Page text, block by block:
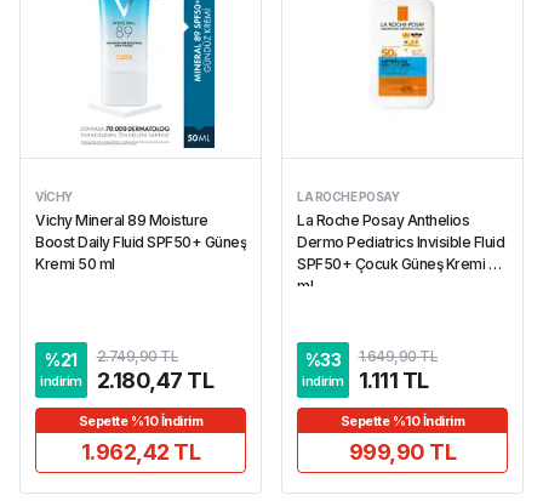
VICHY
Vichy Mineral 89 Moisture
Boost Daily Fluid SPF50+ Güneş
Kremi 50 ml
%21
indirim
2.749,90 TL
2.180,47 TL
Sepette %10 İndirim
1.962,42 TL
LA ROCHE POSAY
La Roche Posay Anthelios
Dermo Pediatrics Invisible Fluid
SPF50+ Çocuk Güneş Kremi 50
ml
%33
indirim
1.649,90 TL
1.111 TL
Sepette %10 İndirim
999,90 TL